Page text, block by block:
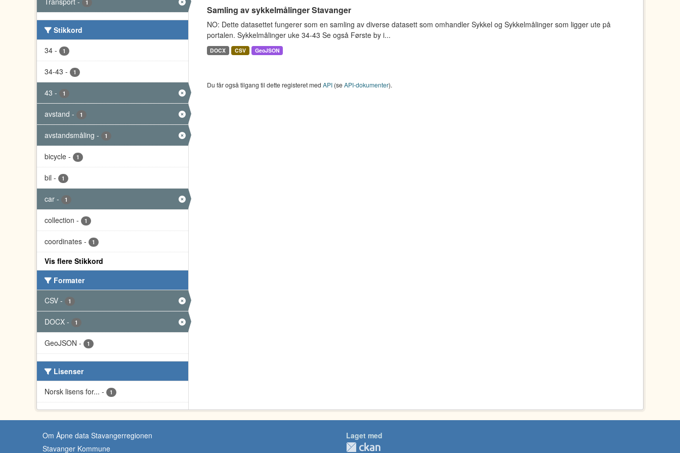
1
Stikkord
34 - 1
34-43 - 1
43 - 1
avstand - 1
avstandsmåling - 1
bicycle - 1
bil - 1
car - 1
collection - 1
coordinates - 1
Vis flere Stikkord
Formater
CSV - 1
DOCX - 1
GeoJSON - 1
Lisenser
Norsk lisens for... - 1
Samling av sykkelmålinger Stavanger
NO: Dette datasettet fungerer som en samling av diverse datasett som omhandler Sykkel og Sykkelmålinger som ligger ute på
portalen. Sykkelmålinger uke 34-43 Se også Første by i...
DOCX CSV GeoJSON
Du får også tilgang til dette registeret med API(seAPI-dokumenter).
Om Åpne data Stavangerregionen
Stavanger Kommune
Laget med